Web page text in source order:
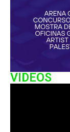
VIDEOS